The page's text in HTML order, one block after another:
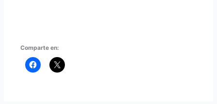
Comparte en: